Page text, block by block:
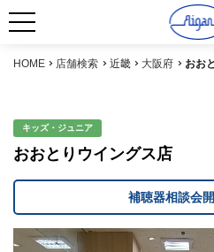
HOME 店舗検索 近畿 大阪府 おお
キッズ・ジュニア
おおとりウイングス店
補聴器相談会